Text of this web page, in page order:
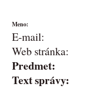
Meno:
E-mail:
Web stránka:
Predmet:
Text správy: